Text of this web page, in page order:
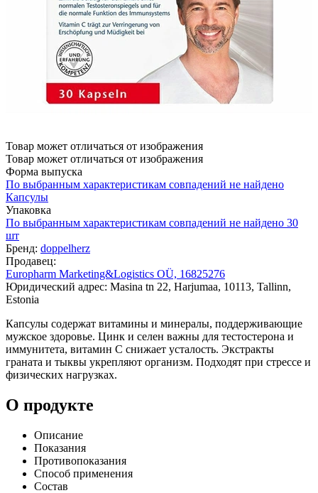
Товар может отличаться от изображения
Товар может отличаться от изображения
Форма выпуска
По выбранным характеристикам совпадений не найдено
Капсулы
Упаковка
По выбранным характеристикам совпадений не найдено 30
шт
Бренд: doppelherz
Продавец:
Europharm Marketing&Logistics OÜ, 16825276
Юридический адрес: Masina tn 22, Harjumaa, 10113, Tallinn,
Estonia
Капсулы содержат витамины и минералы, поддерживающие
мужское здоровье. Цинк и селен важны для тестостерона и
иммунитета, витамин С снижает усталость. Экстракты
граната и тыквы укрепляют организм. Подходят при стрессе и
физических нагрузках.
О продукте
Описание
Показания
Противопоказания
Способ применения
Состав